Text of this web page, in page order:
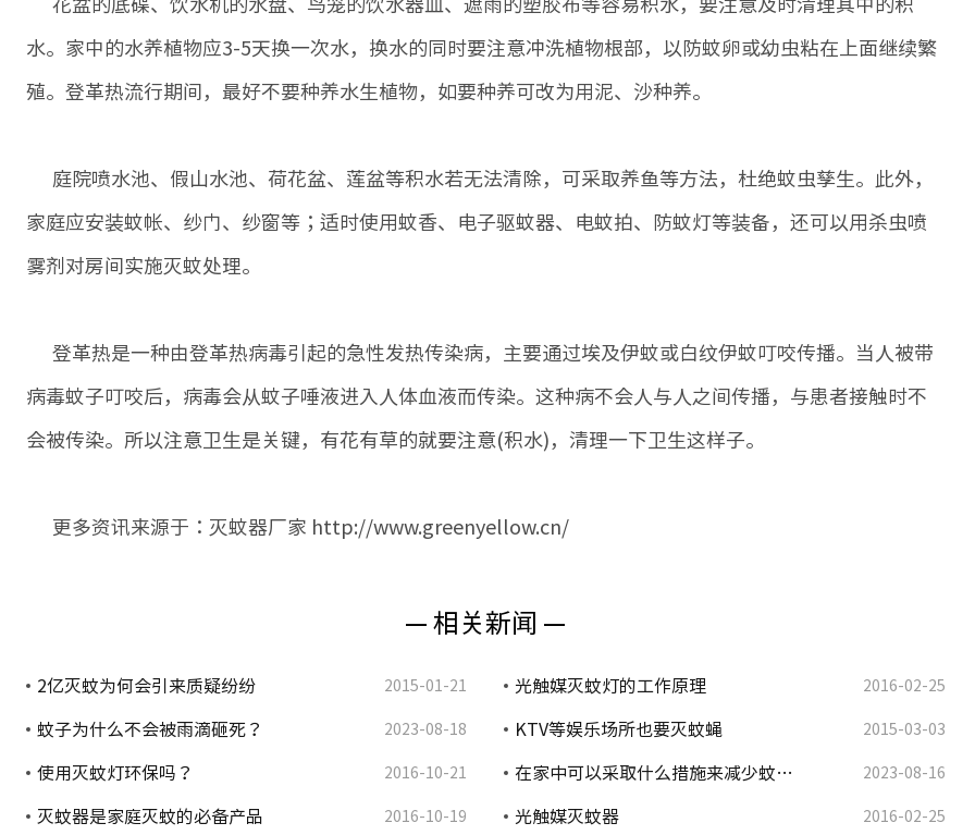
花盆的底碟、饮水机的水盘、鸟笼的饮水器皿、遮雨的塑胶布等容易积水，要注意及时清理其中的积
水。家中的水养植物应3-5天换一次水，换水的同时要注意冲洗植物根部，以防蚊卵或幼虫粘在上面继续繁
殖。登革热流行期间，最好不要种养水生植物，如要种养可改为用泥、沙种养。
庭院喷水池、假山水池、荷花盆、莲盆等积水若无法清除，可采取养鱼等方法，杜绝蚊虫孳生。此外，
家庭应安装蚊帐、纱门、纱窗等；适时使用蚊香、电子驱蚊器、电蚊拍、防蚊灯等装备，还可以用杀虫喷
雾剂对房间实施灭蚊处理。
登革热是一种由登革热病毒引起的急性发热传染病，主要通过埃及伊蚊或白纹伊蚊叮咬传播。当人被带
病毒蚊子叮咬后，病毒会从蚊子唾液进入人体血液而传染。这种病不会人与人之间传播，与患者接触时不
会被传染。所以注意卫生是关键，有花有草的就要注意(积水)，清理一下卫生这样子。
更多资讯来源于：灭蚊器厂家 http://www.greenyellow.cn/
— 相关新闻 —
2亿灭蚊为何会引来质疑纷纷 2015-01-21 光触媒灭蚊灯的工作原理 2016-02-25
蚊子为什么不会被雨滴砸死？ 2023-08-18 KTV等娱乐场所也要灭蚊蝇 2015-03-03
使用灭蚊灯环保吗？ 2016-10-21 在家中可以采取什么措施来减少蚊… 2023-08-16
灭蚊器是家庭灭蚊的必备产品 2016-10-19 光触媒灭蚊器 2016-02-25